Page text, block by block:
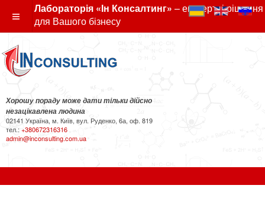
Лабораторія «Ін Консалтинг» – експертні рішення
для Вашого бізнесу
Хорошу пораду може дати тільки дійсно
незацікавлена людина
02141 Україна, м. Київ, вул. Руденко, 6а, оф. 819
тел.: +380672316316
admin@inconsulting.com.ua